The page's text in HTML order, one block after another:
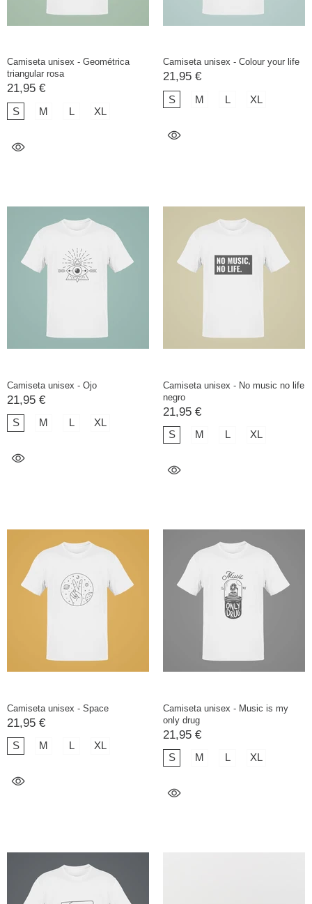
Camiseta unisex - Geométrica
triangular rosa
21,95 €
S M L XL
Camiseta unisex - Colour your life
21,95 €
S M L XL
Camiseta unisex - Ojo
21,95 €
S M L XL
Camiseta unisex - No music no life
negro
21,95 €
S M L XL
Camiseta unisex - Space
21,95 €
S M L XL
Camiseta unisex - Music is my
only drug
21,95 €
S M L XL